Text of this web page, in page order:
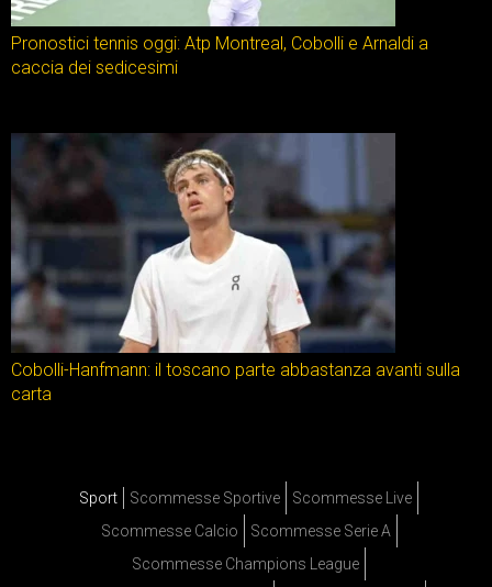
Pronostici tennis oggi: Atp Montreal, Cobolli e Arnaldi a
caccia dei sedicesimi
Cobolli-Hanfmann: il toscano parte abbastanza avanti sulla
carta
Sport Scommesse Sportive
Scommesse Live
Scommesse Calcio
Scommesse Serie A
Scommesse Champions League